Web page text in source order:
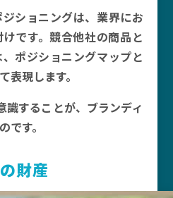
ショニングは、業界にお
です。競合他社の商品と
ポジショニングマップと
表現します。
識することが、ブランディ
です。
財産